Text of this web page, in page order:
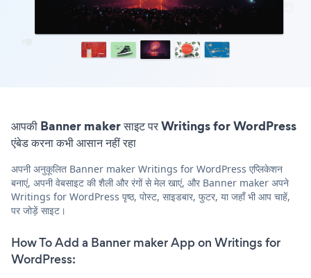
आपकी Banner maker साइट पर Writings for WordPress
एंबेड करना कभी आसान नहीं रहा
अपनी अनुकूलित Banner maker Writings for WordPress एप्लिकेशन
बनाएं, अपनी वेबसाइट की शैली और रंगों से मेल खाएं, और Banner maker अपने
Writings for WordPress पृष्ठ, पोस्ट, साइडबार, फुटर, या जहाँ भी आप चाहें,
पर जोड़ें साइट।
How To Add a Banner maker App on Writings for
WordPress: